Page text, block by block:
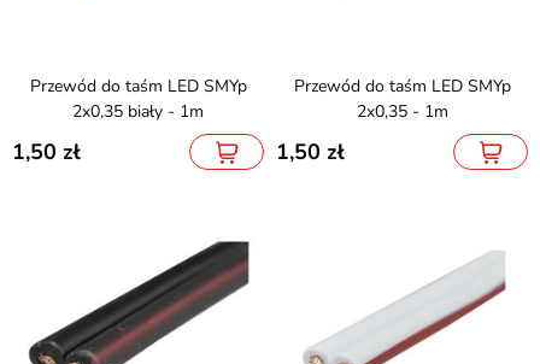
Przewód do taśm LED SMYp
2x0,35 biały - 1m
1,50
Przewód do taśm LED SMYp
2x0,35 - 1m
1,50